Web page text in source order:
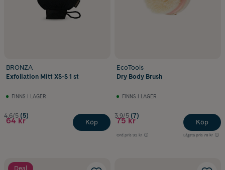
BRONZA
Exfoliation Mitt XS-S 1 st
FINNS I LAGER
4.6/5 (5)
64 kr Köp
EcoTools
Dry Body Brush
FINNS I LAGER
3.9/5 (7)
75 kr
Ord.pris 92 kr Lägsta pris 78 kr
Köp
Deal